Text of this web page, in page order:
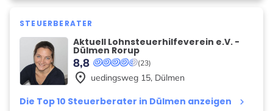
STEUERBERATER
Aktuell Lohnsteuerhilfeverein e.V. -
Dülmen Rorup
(23)
8,8
Die Top 10 Steuerberater in Dülmen anzeigen keyboard_arrow_right
place uedingsweg 15, Dülmen